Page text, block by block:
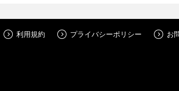
利用規約 プライバシーポリシー お